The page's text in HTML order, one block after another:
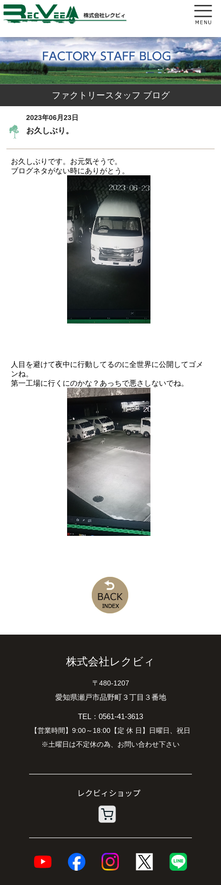
ファクトリースタッフ ブログ
2023年06月23日
お久しぶり。
お久しぶりです。お元気そうで。
ブログネタがない時にありがとう。
人目を避けて夜中に行動してるのに全世界に公開してゴメ
ンね。
第一工場に行くにのかな？あっちで悪さしないでね。
株式会社レクビィ
〒480-1207
愛知県瀬戸市品野町３丁目３番地
TEL：0561-41-3613
【営業時間】9:00～18:00【定 休 日】日曜日、祝日
※土曜日は不定休の為、お問い合わせ下さい